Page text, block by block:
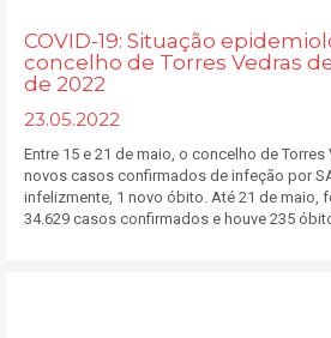
COVID-19: Situação
concelho de Torres Vedras de
de 2022
23.05.2022
Entre 15 e 21 de maio, o concelho de
novos casos confirmados de infeção por
infelizmente, 1 novo óbito. Até 21 de maio,
34.629 casos confirmados e houve 235